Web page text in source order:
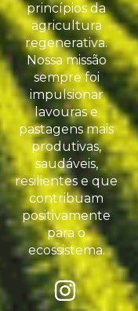
princípios da
agricultura
regenerativa.
Nossa missão
sempre foi
impulsionar
lavouras e
pastagens mais
produtivas,
saudáveis,
resilientes e que
contribuam
positivamente
para o
ecossistema.